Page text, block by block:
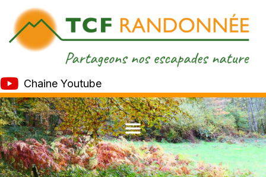
Chaine Youtube